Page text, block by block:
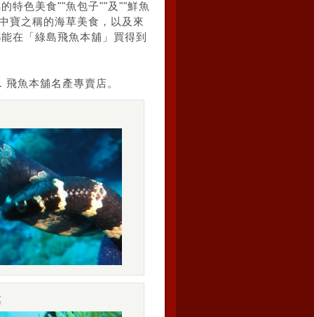
特色美食""魚包子""及""鮮魚
寶之稱的海草美食，以及來
在「 綠島飛魚本舖」買得到
飛魚本舖名產專賣店。